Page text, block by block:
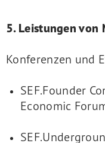
5. Leistungen von
Konferenzen und
SEF.Founder
Economic